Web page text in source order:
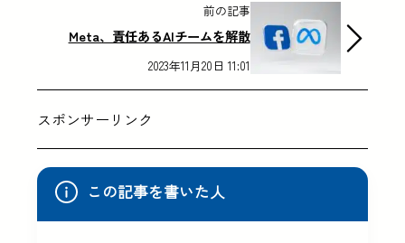
前の記事
Meta、責任あるAIチームを解散
2023年11月20日 11:01
スポンサーリンク
この記事を書いた人